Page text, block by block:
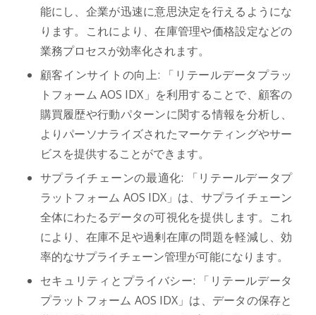
能にし、企業が迅速に意思決定を行えるようにな
ります。これにより、在庫管理や価格設定などの
業務プロセスが効率化されます。
顧客インサイトの向上: 「リテールデータプラッ
トフォーム AOS IDX」を利用することで、顧客の
購買履歴や行動パターンに関する情報を分析し、
よりパーソナライズされたマーケティングやサー
ビスを提供することができます。
サプライチェーンの最適化: 「リテールデータプ
ラットフォーム AOS IDX」は、サプライチェーン
全体にわたるデータの可視化を提供します。これ
により、在庫不足や過剰在庫の問題を軽減し、効
率的なサプライチェーン管理が可能になります。
セキュリティとプライバシー: 「リテールデータ
プラットフォーム AOS IDX」は、データの保存と